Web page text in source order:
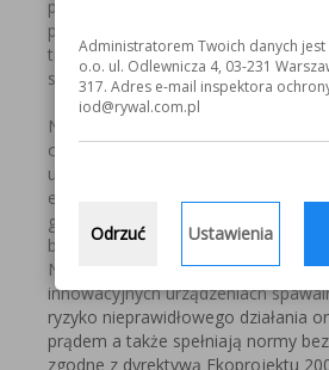
pracy operatorów. Brak etykiety
przepisami CLP oznacza, że środek
transporcie, przechowywaniu i
stwarza zagrożenia wybuchowego
Nasze środki antyodpryskowe serii
opakowaniach, kładą duży nacisk
użytkowania. Zgodnie z
eliminujemy ryzyko szkodliwych
gazów, co wpisuje się w wysokie
bezpieczeństwa.
Nowoczesne technologie
innowacyjnych urządzeniach
ryzyko nieprawidłowego działania
prądem a także spełniają normy
zgodne z dyrektywą Ekoprojektu
Administratorem Twoich danych jest
o.o. ul. Odlewnicza 4, 03-231
317. Adres e-mail inspektora
iod@rywal.com.pl
Odrzuć Ustawienia